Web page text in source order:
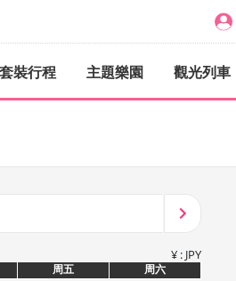
套裝行程 主題樂園 觀光列車
¥ : JPY
周五 周六